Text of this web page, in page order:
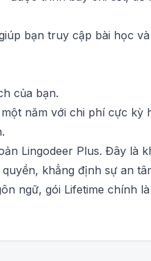
bạn truy cập bài học
của bạn.
năm với chi phí cực kỳ
Lingodeer Plus. Đây là
khẳng định sự an
ngữ, gói Lifetime chính